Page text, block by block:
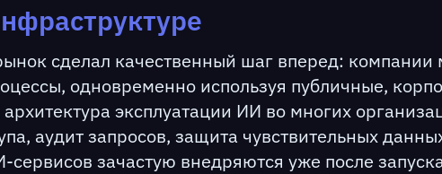
сделал качественный шаг вперед: компании
одновременно используя публичные,
эксплуатации ИИ во многих
аудит запросов, защита чувствительных
зачастую внедряются уже после